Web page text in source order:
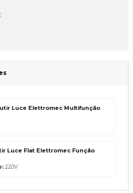
Luce Elettromec Multifunção
Luce Flat Elettromec Função
220V